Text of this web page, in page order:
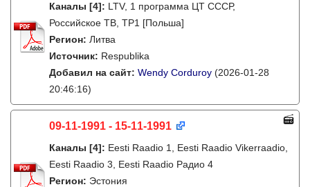
Каналы [4]: LTV, 1 программа ЦТ СССР,
Российское ТВ, TP1 [Польша]
Регион: Литва
Источник: Respublika
Добавил на сайт: Wendy Corduroy (2026-01-28
20:46:16)
09-11-1991 - 15-11-1991
Каналы [4]: Eesti Raadio 1, Eesti Raadio Vikerraadio,
Eesti Raadio 3, Eesti Raadio Радио 4
Регион: Эстония